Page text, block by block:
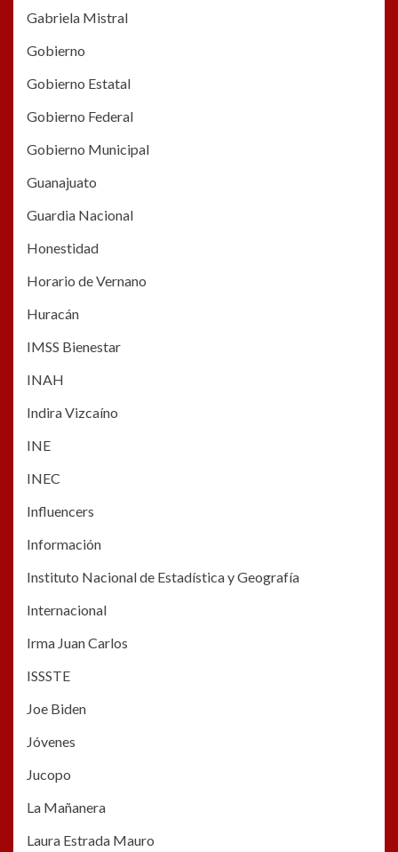
Gabriela Mistral
Gobierno
Gobierno Estatal
Gobierno Federal
Gobierno Municipal
Guanajuato
Guardia Nacional
Honestidad
Horario de Vernano
Huracán
IMSS Bienestar
INAH
Indira Vizcaíno
INE
INEC
Influencers
Información
Instituto Nacional de Estadística y Geografía
Internacional
Irma Juan Carlos
ISSSTE
Joe Biden
Jóvenes
Jucopo
La Mañanera
Laura Estrada Mauro